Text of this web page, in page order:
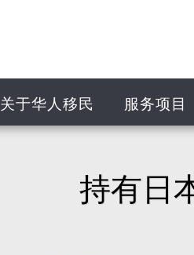
关于华人移民 服务项目
持有日